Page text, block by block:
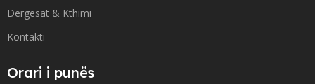
Dergesat & Kthimi
Kontakti
Orari i punës